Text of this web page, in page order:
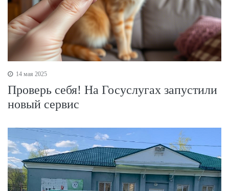
14 мая 2025
Проверь себя! На Госуслугах запустили
новый сервис